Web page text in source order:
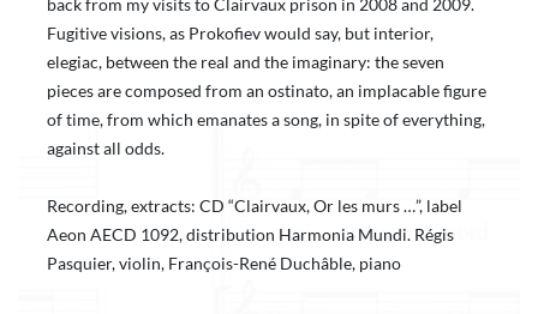
back from my visits to Clairvaux prison in 2008 and 2009.
Fugitive visions, as Prokofiev would say, but interior,
elegiac, between the real and the imaginary: the seven
pieces are composed from an ostinato, an implacable figure
of time, from which emanates a song, in spite of everything,
against all odds.
Recording, extracts: CD “Clairvaux, Or les murs …”, label
Aeon AECD 1092, distribution Harmonia Mundi. Régis
Pasquier, violin, François-René Duchâble, piano